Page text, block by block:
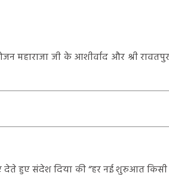
महाराजा जी के आशीर्वाद और श्री
देते हुए संदेश दिया की “हर नई शुरुआत